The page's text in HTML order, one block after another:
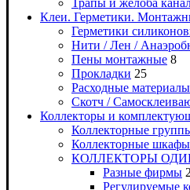
Трапы и желоба
Клеи. Герметики.
Герметики
Нити / Лен /
Пены монтажные 8
Прокладки 25
Расходные материалы
Скотч /
Коллекторы и
Коллекторные
Коллекторные шкафы
КОЛЛЕКТОРЫ
Разные фирмы
Регулируемые